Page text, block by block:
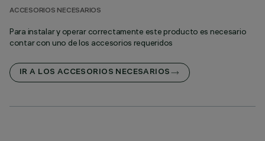
ACCESORIOS NECESARIOS
Para instalar y operar correctamente este producto es necesario
contar con uno de los accesorios requeridos
IR A LOS ACCESORIOS NECESARIOS